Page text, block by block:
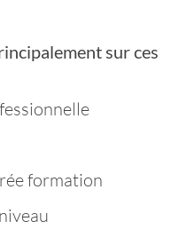
sur ces
formation